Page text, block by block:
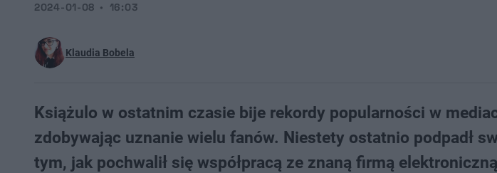
Klaudia Bobela
2024-01-08 16:03
Książulo w ostatnim czasie bije rekordy popularności w
zdobywając uznanie wielu fanów. Niestety ostatnio podpadł
tym, jak pochwalił się współpracą ze znaną firmą